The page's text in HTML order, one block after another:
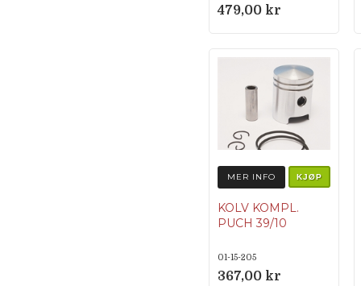
479,00 kr
MER INFO KJØP
KOLV KOMPL.
PUCH 39/10
01-15-205
367,00 kr